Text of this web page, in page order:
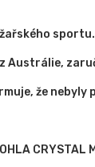
Austrálie,
že
CRYSTAL